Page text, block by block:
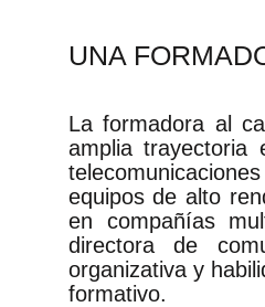
UNA
La formadora al
amplia trayectoria
equipos de alto
en compañías
directora de
organizativa y
formativo.